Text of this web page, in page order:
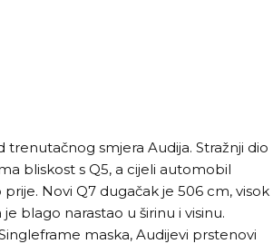
trenutačnog smjera Audija. Stražnji dio
bliskost s Q5, a cijeli automobil
Novi Q7 dugačak je 506 cm, visok
blago narastao u širinu i visinu.
maska, Audijevi prstenovi